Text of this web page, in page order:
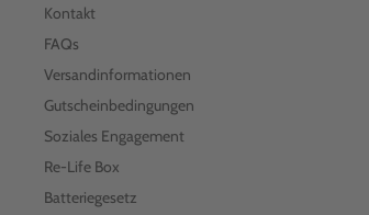
Kontakt
FAQs
Versandinformationen
Gutscheinbedingungen
Soziales Engagement
Re-Life Box
Batteriegesetz